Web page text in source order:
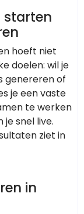
starten
hoeft niet
doelen: wil je
genereren of
je een vaste
te werken
snel live.
ziet in
in